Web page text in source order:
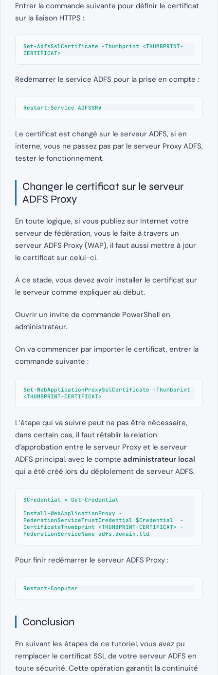
Entrer la commande suivante pour définir le certificat
sur la liaison HTTPS :
Set-AdfsSslCertificate -Thumbprint <THUMBPRINT-
CERTIFICAT>
Redémarrer le service ADFS pour la prise en compte :
Restart-Service ADFSSRV
Le certificat est changé sur le serveur ADFS, si en
interne, vous ne passez pas par le serveur Proxy ADFS,
tester le fonctionnement.
Changer le certificat sur le serveur
ADFS Proxy
En toute logique, si vous publiez sur Internet votre
serveur de fédération, vous le faite à travers un
serveur ADFS Proxy (WAP), il faut aussi mettre à jour
le certificat sur celui-ci.
A ce stade, vous devez avoir installer le certificat sur
le serveur comme expliquer au début.
Ouvrir un invite de commande PowerShell en
administrateur.
On va commencer par importer le certificat, entrer la
commande suivante :
Set-WebApplicationProxySslCertificate -Thumbprint
<THUMBPRINT-CERTIFICAT>
L’étape qui va suivre peut ne pas être nécessaire,
dans certain cas, il faut rétablir la relation
d’approbation entre le serveur Proxy et le serveur
ADFS principal, avec le compte administrateur local
qui a été créé lors du déploiement de serveur ADFS.
$Credential = Get-Credential
Install-WebApplicationProxy -
FederationServiceTrustCredential $Credential  -
CertificateThumbprint <THUMBPRINT-CERTIFICAT> -
FederationServiceName adfs.domain.tld
Pour finir redémarrer le serveur ADFS Proxy :
Restart-Computer
Conclusion
En suivant les étapes de ce tutoriel, vous avez pu
remplacer le certificat SSL de votre serveur ADFS en
toute sécurité. Cette opération garantit la continuité